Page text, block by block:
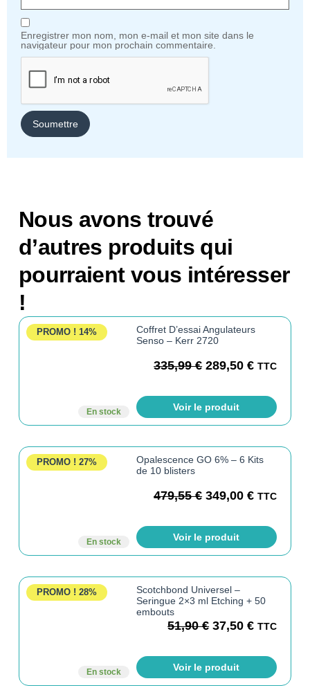
Enregistrer mon nom, mon e-mail et mon site dans le
navigateur pour mon prochain commentaire.
Nous avons trouvé
d’autres produits qui
pourraient vous intéresser
!
PROMO ! 14%
En stock
Coffret D’essai Angulateurs
Senso – Kerr 2720
335,99€ 289,50€ TTC
Voir le produit
PROMO ! 27%
En stock
Opalescence GO 6% – 6 Kits
de 10 blisters
479,55€ 349,00€ TTC
Voir le produit
PROMO ! 28%
En stock
Scotchbond Universel –
Seringue 2×3 ml Etching + 50
embouts
51,90€ 37,50€ TTC
Voir le produit